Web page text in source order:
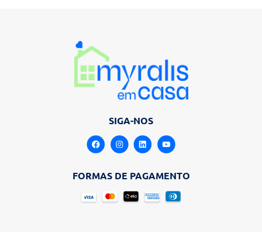
SIGA-NOS
FORMAS DE PAGAMENTO